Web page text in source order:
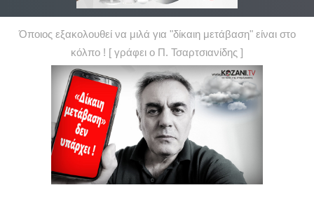
Όποιος εξακολουθεί να μιλά για "δίκαιη μετάβαση" είναι στο
κόλπο ! [ γράφει ο Π. Τσαρτσιανίδης ]